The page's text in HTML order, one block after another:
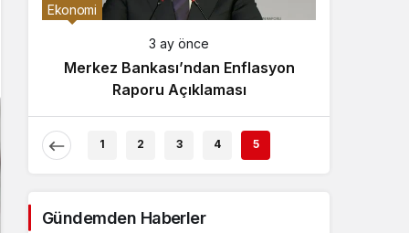
Gece Modu
Gece modunu seçin.
Sistem Modu
Sistem modunu seçin.
Ekonomi
3 ay önce
Merkez Bankası’ndan Enflasyon
Raporu Açıklaması
1 2 3 4 5
Gündemden Haberler